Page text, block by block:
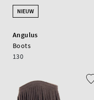
NIEUW
Angulus
Boots
130